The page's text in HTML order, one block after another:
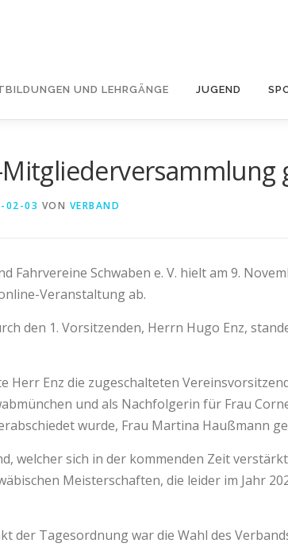
UND LEHRGÄNGE JUGEND
02-03 VON VERBAND
Fahrvereine Schwaben e. V. hielt am 9.
Veranstaltung ab.
den 1. Vorsitzenden, Herrn Hugo Enz,
Herr Enz die zugeschalteten
und als Nachfolgerin für Frau
wurde, Frau Martina Haußmann
welcher sich in der kommenden Zeit
Meisterschaften, die leider im Jahr
der Tagesordnung war die Wahl des